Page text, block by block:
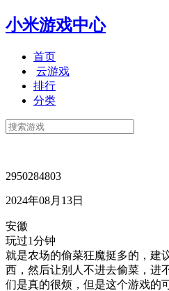
小米游戏中心
首页
云游戏
排行
分类
2950284803
2024年08月13日
安徽
玩过1分钟
就是农场的偷菜狂魔挺多的，建
西，然后让别人不进去偷菜，进
们是真的很烦，但是这个游戏的